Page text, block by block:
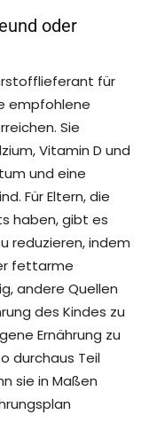
oder
für
empfohlene
Sie
Vitamin D und
und eine
Für Eltern, die
haben, gibt es
reduzieren, indem
fettarme
andere Quellen
des Kindes zu
Ernährung zu
durchaus Teil
sie in Maßen